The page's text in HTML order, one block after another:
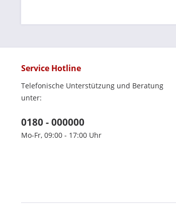
Service Hotline
Telefonische Unterstützung und Beratung
unter:
0180 - 000000
Mo-Fr, 09:00 - 17:00 Uhr